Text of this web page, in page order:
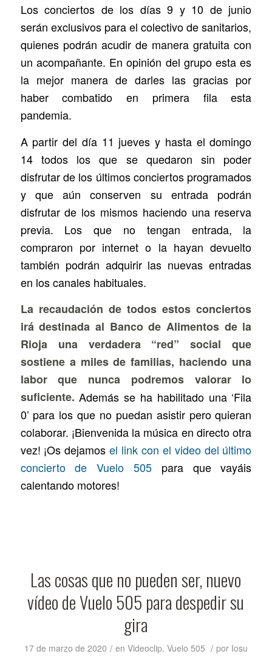
Los conciertos de los días 9 y 10 de junio
serán exclusivos para el colectivo de sanitarios,
quienes podrán acudir de manera gratuita con
un acompañante. En opinión del grupo esta es
la mejor manera de darles las gracias por
haber combatido en primera fila esta
pandemia.
A partir del día 11 jueves y hasta el domingo
14 todos los que se quedaron sin poder
disfrutar de los últimos conciertos programados
y que aún conserven su entrada podrán
disfrutar de los mismos haciendo una reserva
previa. Los que no tengan entrada, la
compraron por internet o la hayan devuelto
también podrán adquirir las nuevas entradas
en los canales habituales.
La recaudación de todos estos conciertos
irá destinada al Banco de Alimentos de la
Rioja una verdadera “red” social que
sostiene a miles de familias, haciendo una
labor que nunca podremos valorar lo
suficiente. Además se ha habilitado una ‘Fila
0’ para los que no puedan asistir pero quieran
colaborar. ¡Bienvenida la música en directo otra
vez! ¡Os dejamosel link con el video del último
concierto de Vuelo 505 para que vayáis
calentando motores!
Las cosas que no pueden ser, nuevo
vídeo de Vuelo 505 para despedir su
gira
17 de marzo de 2020 / en Videoclip, Vuelo 505 / por Iosu